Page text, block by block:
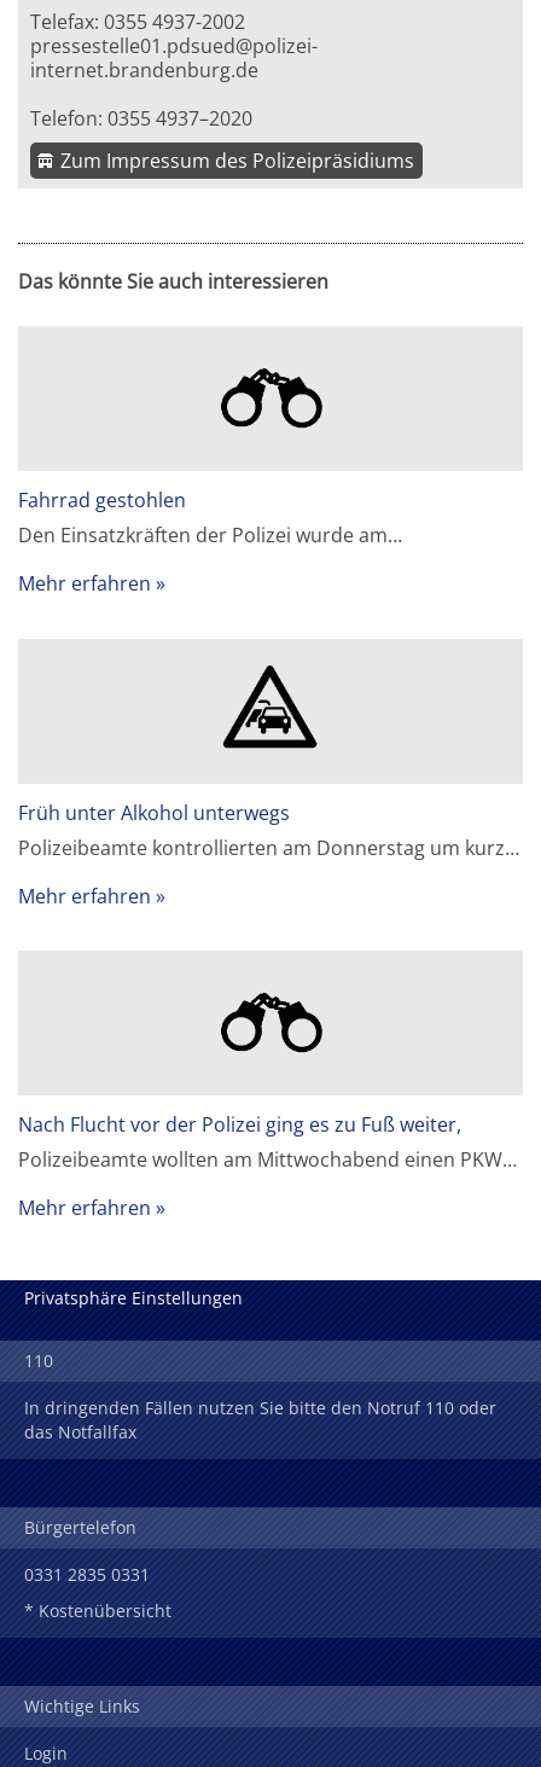
Telefax: 0355 4937-2002
pressestelle01.pdsued@polizei-
internet.brandenburg.de
Telefon: 0355 4937–2020
Zum Impressum des Polizeipräsidiums
Das könnte Sie auch interessieren
Fahrrad gestohlen
Den Einsatzkräften der Polizei wurde am…
Mehr erfahren
Früh unter Alkohol unterwegs
Polizeibeamte kontrollierten am Donnerstag um kurz…
Mehr erfahren
Nach Flucht vor der Polizei ging es zu Fuß weiter,
Polizeibeamte wollten am Mittwochabend einen PKW…
Mehr erfahren
Privatsphäre Einstellungen
110
In dringenden Fällen nutzen Sie bitte den Notruf 110 oder
das Notfallfax
Bürgertelefon
0331 2835 0331
* Kostenübersicht
Wichtige Links
Login